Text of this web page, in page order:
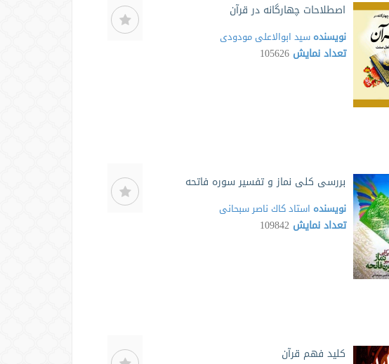
اصطلاحات چهارگانه در قرآن
نویسنده سید ابوالاعلی مودودی
تعداد نمایش 105626
بررسی کلی نماز و تفسیر سوره فاتحه
نویسنده استاد كاك ناصر سبحانی
تعداد نمایش 109842
کلید فهم قرآن